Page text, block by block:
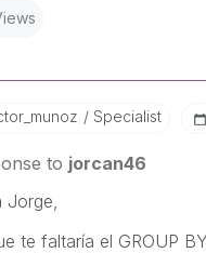
Specialist
to jorcan46
Jorge,
te faltaría el GROUP